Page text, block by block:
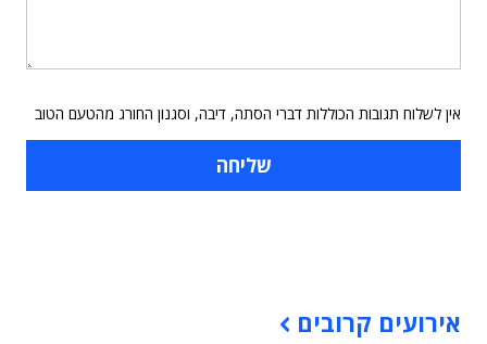
אין לשלוח תגובות הכוללות דברי הסתה, דיבה, וסגנון החורג מהטעם הטוב
אירועים קרובים